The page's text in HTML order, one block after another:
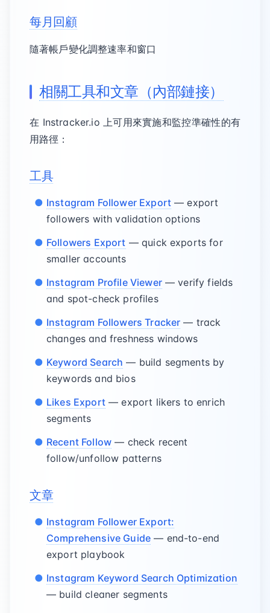
每月回顧
隨著帳戶變化調整速率和窗口
相關工具和文章（內部鏈接）
在 Instracker.io 上可用來實施和監控準確性的有
用路徑：
工具
Instagram Follower Export — export
followers with validation options
Followers Export — quick exports for
smaller accounts
Instagram Profile Viewer— verify fields
and spot-check profiles
Instagram Followers Tracker — track
changes and freshness windows
Keyword Search — build segments by
keywords and bios
Likes Export— export likers to enrich
segments
Recent Follow — check recent
follow/unfollow patterns
文章
Instagram Follower Export:
Comprehensive Guide — end-to-end
export playbook
Instagram Keyword Search Optimization
— build cleaner segments